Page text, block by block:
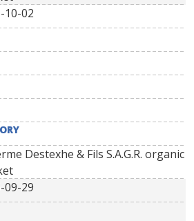
10-02
Destexhe & Fils S.A.G.R. organic
09-29